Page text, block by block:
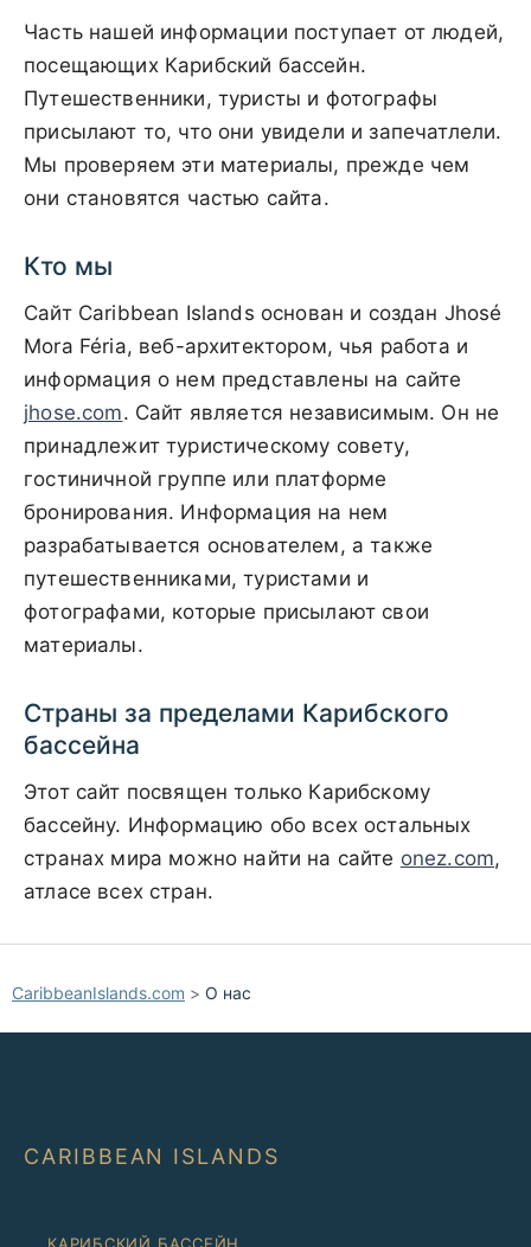
Часть нашей информации поступает от людей,
посещающих Карибский бассейн.
Путешественники, туристы и фотографы
присылают то, что они увидели и запечатлели.
Мы проверяем эти материалы, прежде чем
они становятся частью сайта.
Кто мы
Сайт Caribbean Islands основан и создан Jhosé
Mora Féria, веб-архитектором, чья работа и
информация о нем представлены на сайте
jhose.com. Сайт является независимым. Он не
принадлежит туристическому совету,
гостиничной группе или платформе
бронирования. Информация на нем
разрабатывается основателем, а также
путешественниками, туристами и
фотографами, которые присылают свои
материалы.
Страны за пределами Карибского
бассейна
Этот сайт посвящен только Карибскому
бассейну. Информацию обо всех остальных
странах мира можно найти на сайте onez.com,
атласе всех стран.
CaribbeanIslands.com > О нас
CARIBBEAN ISLANDS